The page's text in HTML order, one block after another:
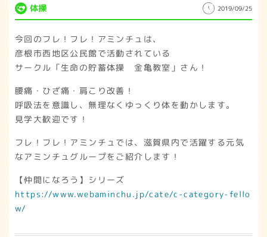
体操 2019/09/25
今回のフレ！フレ！アミンチュは、
彦根市西地区公民館で活動されている
サークル「生命の貯蓄体操 金亀教室」さん！
腰痛・ひざ痛・肩こり改善！
呼吸法を意識し、無理なくゆっくり体を動かします。
見学大歓迎です！
フレ！フレ！アミンチュでは、滋賀県内で活躍する元気
なアミンチュグループをご紹介します！
【仲間になろう】シリーズ
https://www.webaminchu.jp/cate/c-category-fello
w/